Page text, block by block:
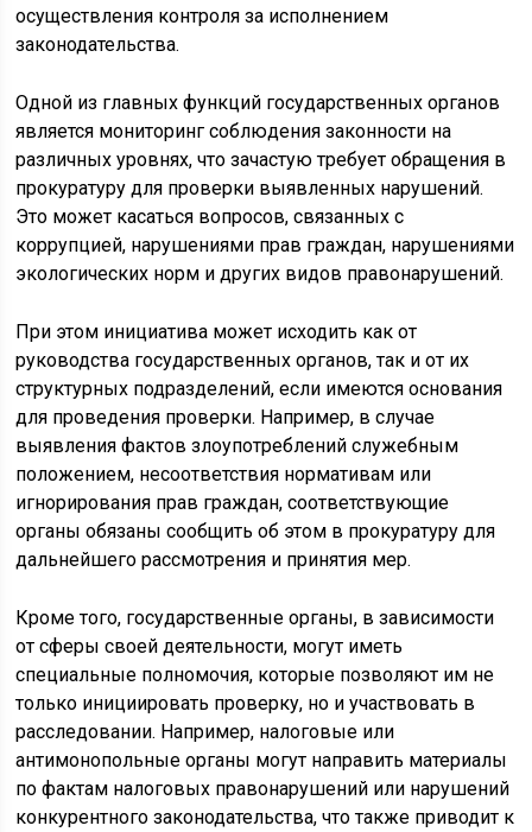
осуществления контроля за исполнением
законодательства.
Одной из главных функций государственных органов
является мониторинг соблюдения законности на
различных уровнях, что зачастую требует обращения в
прокуратуру для проверки выявленных нарушений.
Это может касаться вопросов, связанных с
коррупцией, нарушениями прав граждан, нарушениями
экологических норм и других видов правонарушений.
При этом инициатива может исходить как от
руководства государственных органов, так и от их
структурных подразделений, если имеются основания
для проведения проверки. Например, в случае
выявления фактов злоупотреблений служебным
положением, несоответствия нормативам или
игнорирования прав граждан, соответствующие
органы обязаны сообщить об этом в прокуратуру для
дальнейшего рассмотрения и принятия мер.
Кроме того, государственные органы, в зависимости
от сферы своей деятельности, могут иметь
специальные полномочия, которые позволяют им не
только инициировать проверку, но и участвовать в
расследовании. Например, налоговые или
антимонопольные органы могут направить материалы
по фактам налоговых правонарушений или нарушений
конкурентного законодательства, что также приводит к